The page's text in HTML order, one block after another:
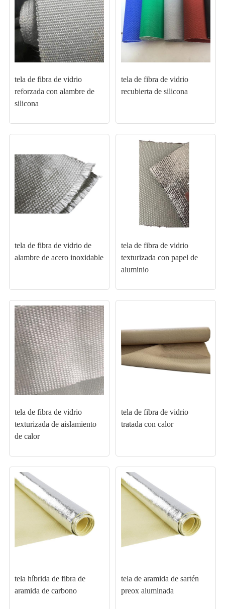
tela de fibra de vidrio
reforzada con alambre de
silicona
tela de fibra de vidrio
recubierta de silicona
tela de fibra de vidrio de
alambre de acero inoxidable
tela de fibra de vidrio
texturizada con papel de
aluminio
tela de fibra de vidrio
texturizada de aislamiento
de calor
tela de fibra de vidrio
tratada con calor
tela híbrida de fibra de
aramida de carbono
tela de aramida de sartén
preox aluminada